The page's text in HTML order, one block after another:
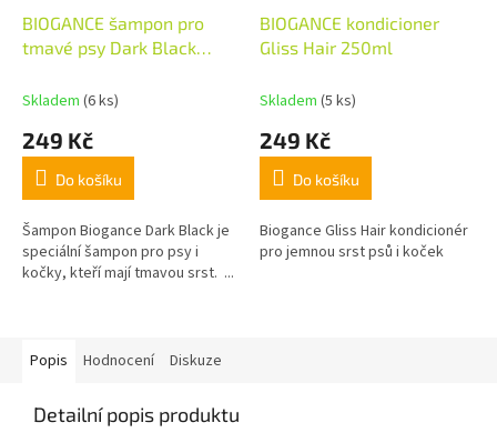
BIOGANCE šampon pro
tmavé psy Dark Black
Skladem (6 ks)
249 Kč
Do košíku
Šampon Biogance Dark Black je
speciální šampon pro psy i
kočky, kteří mají tmavou srst. ...
BIOGANCE kondicioner
Gliss Hair 250ml
Skladem (5 ks)
249 Kč
Do košíku
Biogance Gliss Hair kondicionér
pro jemnou srst psů i koček
Popis Hodnocení Diskuze
Detailní popis produktu